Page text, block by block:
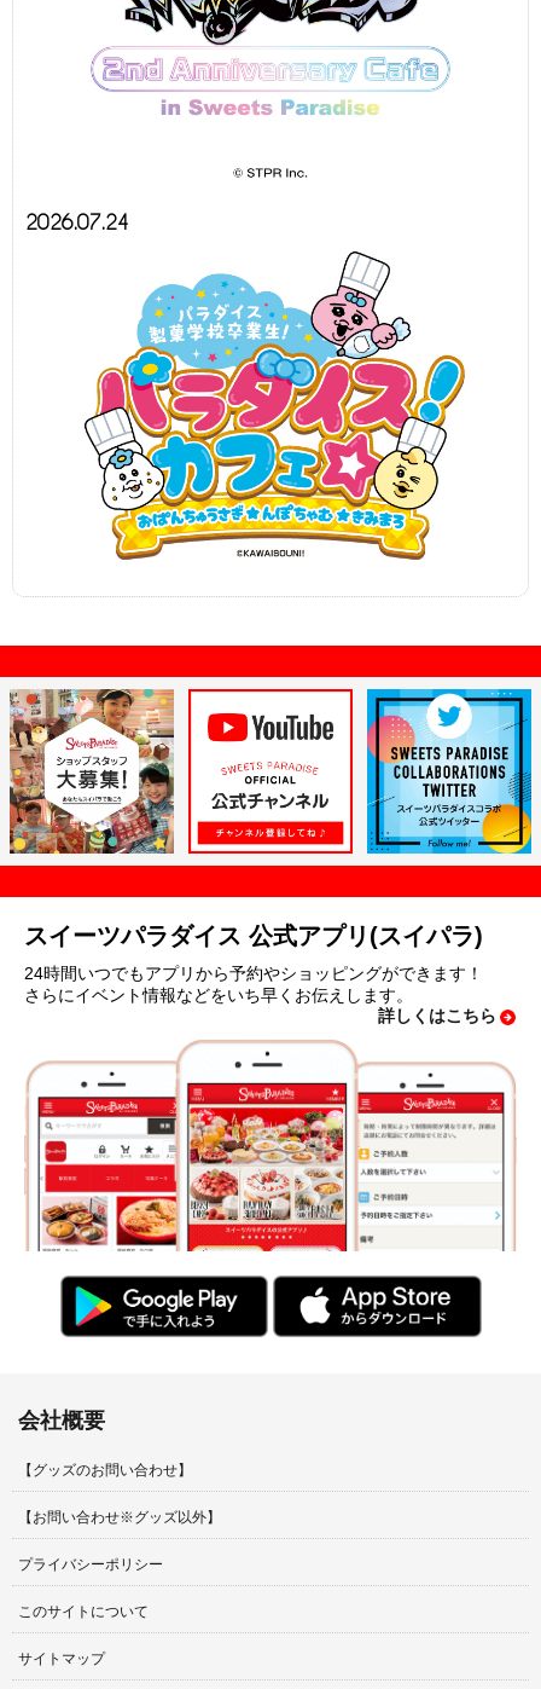
2026.07.24
スイーツパラダイス 公式アプリ(スイパラ)
24時間いつでもアプリから予約やショッピングができます！
さらにイベント情報などをいち早くお伝えします。
詳しくはこちら
会社概要
【グッズのお問い合わせ】
【お問い合わせ※グッズ以外】
プライバシーポリシー
このサイトについて
サイトマップ